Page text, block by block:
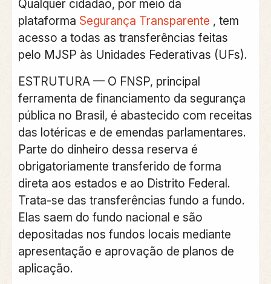
Qualquer cidadão, por meio da
plataforma Segurança Transparente , tem
acesso a todas as transferências feitas
pelo MJSP às Unidades Federativas (UFs).
ESTRUTURA — O FNSP, principal
ferramenta de financiamento da segurança
pública no Brasil, é abastecido com receitas
das lotéricas e de emendas parlamentares.
Parte do dinheiro dessa reserva é
obrigatoriamente transferido de forma
direta aos estados e ao Distrito Federal.
Trata-se das transferências fundo a fundo.
Elas saem do fundo nacional e são
depositadas nos fundos locais mediante
apresentação e aprovação de planos de
aplicação.